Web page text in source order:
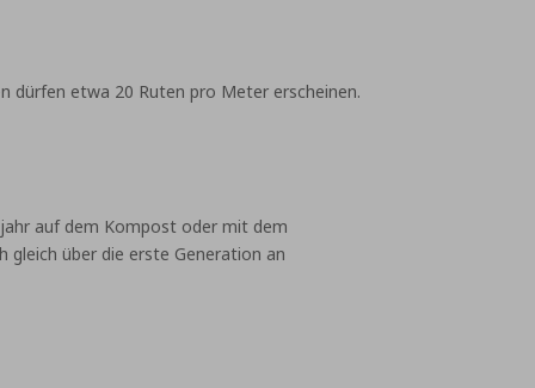
dürfen etwa 20 Ruten pro Meter erscheinen.
auf dem Kompost oder mit dem
gleich über die erste Generation an